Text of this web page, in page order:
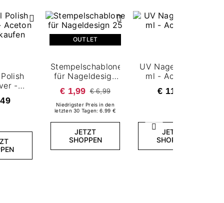
Weiter
-
OUTLET
Stempelschablone
für Nageldesign
€ 1,99 € 6,99
Niedrigster Preis in den
letzten 30 Tagen: 6.99 €
JETZT
SHOPPEN
UV Nagellack 7,2
ml - Acapulco
€ 11,99
JETZT
SHOPPEN